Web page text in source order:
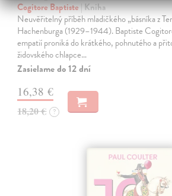
Cogitore Baptiste| Kniha
Neuvěřitelný příběh mladičkého „básníka z
Hachenburga (1929–1944). Baptiste
empatií proniká do krátkého, pohnutého a
židovského chlapce…
Zasielame do 12 dní
16,38 €
18,20 € ?